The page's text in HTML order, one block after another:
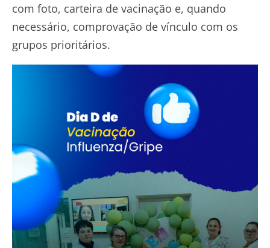
com foto, carteira de vacinação e, quando
necessário, comprovação de vínculo com os
grupos prioritários.